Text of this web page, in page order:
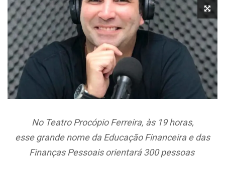
No Teatro Procópio Ferreira, às 19 horas,
esse grande nome da Educação Financeira e das
Finanças Pessoais orientará 300 pessoas